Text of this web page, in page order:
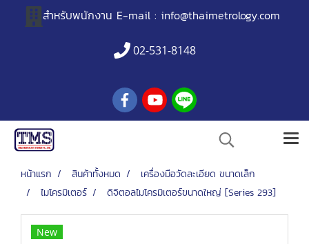
สำหรับพนักงาน E-mail : info@thaimetrology.com
02-531-8148
หน้าแรก สินค้าทั้งหมด
เครื่องมือวัดละเอียด ขนาดเล็ก
ไมโครมิเตอร์
ดิจิตอลไมโครมิเตอร์ขนาดใหญ่ [Series 293]
New